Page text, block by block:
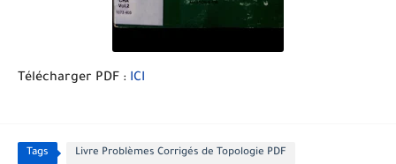
Télécharger PDF : ICI
Tags Livre Problèmes Corrigés de Topologie PDF